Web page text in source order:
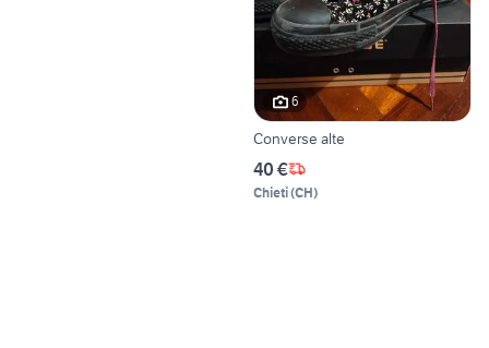
6
Converse alte
40 €
Chieti(CH)